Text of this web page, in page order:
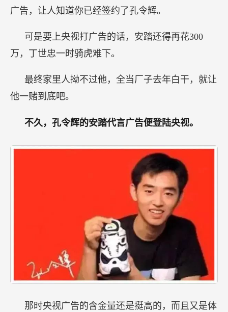
广告，让人知道你已经签约了孔令辉。
可是要上央视打广告的话，安踏还得再花300
万，丁世忠一时骑虎难下。
最终家里人拗不过他，全当厂子去年白干，就让
他一赌到底吧。
不久，孔令辉的安踏代言广告便登陆央视。
那时央视广告的含金量还是挺高的，而且又是体